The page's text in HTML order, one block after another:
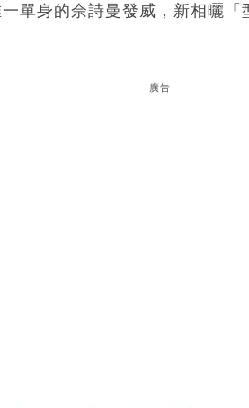
單身的佘詩曼發威，新相曬
廣告